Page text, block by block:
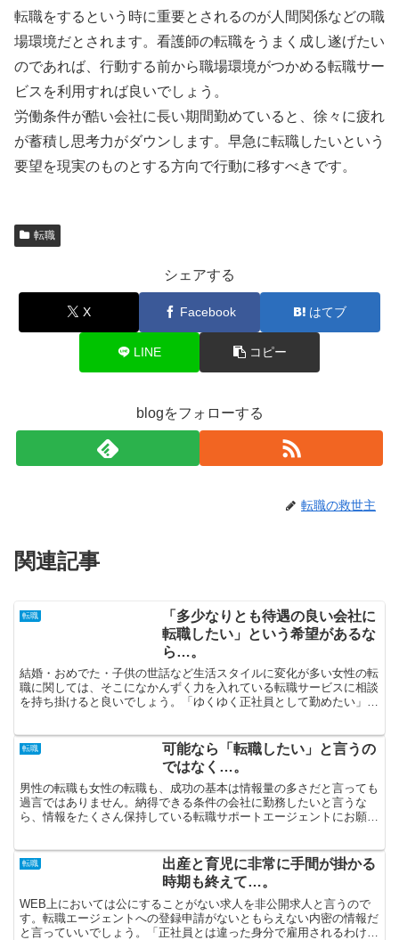
転職をするという時に重要とされるのが人間関係などの職
場環境だとされます。看護師の転職をうまく成し遂げたい
のであれば、行動する前から職場環境がつかめる転職サー
ビスを利用すれば良いでしょう。
労働条件が酷い会社に長い期間勤めていると、徐々に疲れ
が蓄積し思考力がダウンします。早急に転職したいという
要望を現実のものとする方向で行動に移すべきです。
転職
シェアする
X Facebook はてブ
LINE コピー
blogをフォローする
転職の救世主
関連記事
転職
「多少なりとも待遇の良い会社に
転職したい」という希望があるな
ら…。
結婚・おめでた・子供の世話など生活スタイルに変化が多い女性の転
職に関しては、そこになかんずく力を入れている転職サービスに相談
を持ち掛けると良いでしょう。「ゆくゆく正社員として勤めたい」と
転職
可能なら「転職したい」と言うの
ではなく…。
男性の転職も女性の転職も、成功の基本は情報量の多さだと言っても
過言ではありません。納得できる条件の会社に勤務したいと言うな
ら、情報をたくさん保持している転職サポートエージェントにお願い
転職
出産と育児に非常に手間が掛かる
時期も終えて…。
WEB上においては公にすることがない求人を非公開求人と言うので
す。転職エージェントへの登録申請がないともらえない内密の情報だ
と言っていいでしょう。「正社員とは違った身分で雇用されるわけな